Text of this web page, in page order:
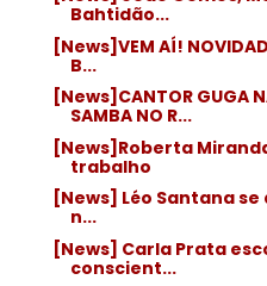
Bahtidão...
[News]VEM AÍ!
B...
[News]CANTOR GUGA
SAMBA NO R...
[News]Roberta
trabalho
[News] Léo Santana
n...
[News] Carla Prata
conscient...